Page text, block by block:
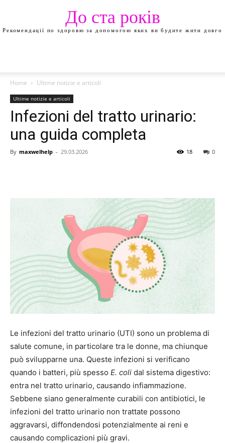
До ста років
Рекомендації по здоровю за допомогою яких ви будите жити довго
Home Ultime notizie e articoli
Ultime notizie e articoli
Infezioni del tratto urinario:
una guida completa
By maxwelhelp - 29.03.2026 0
18
Le infezioni del tratto urinario (UTI) sono un problema di
salute comune, in particolare tra le donne, ma chiunque
può svilupparne una. Queste infezioni si verificano
quando i batteri, più spesso E. coli dal sistema digestivo:
entra nel tratto urinario, causando infiammazione.
Sebbene siano generalmente curabili con antibiotici, le
infezioni del tratto urinario non trattate possono
aggravarsi, diffondendosi potenzialmente ai reni e
causando complicazioni più gravi.